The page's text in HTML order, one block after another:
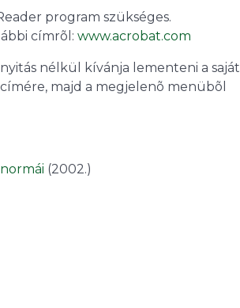
program szükséges.
címrõl: www.acrobat.com
nélkül kívánja lementeni a saját
majd a megjelenõ menübõl
(2002.)